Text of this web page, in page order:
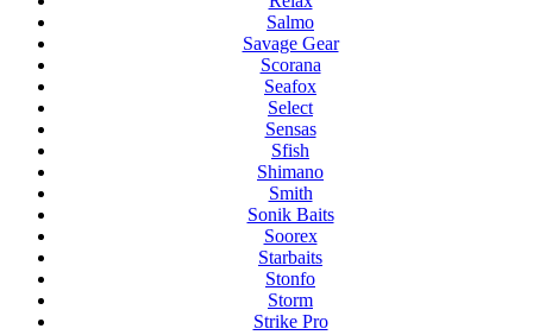
Salmo
Savage Gear
Scorana
Seafox
Select
Sensas
Sfish
Shimano
Smith
Sonik Baits
Soorex
Starbaits
Stonfo
Storm
Strike Pro